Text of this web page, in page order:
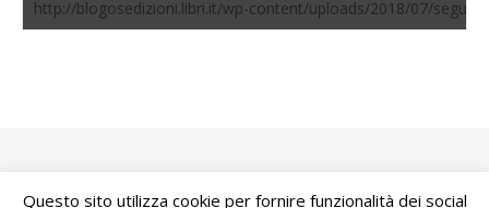
Questo sito utilizza cookie per fornire funzionalità dei social